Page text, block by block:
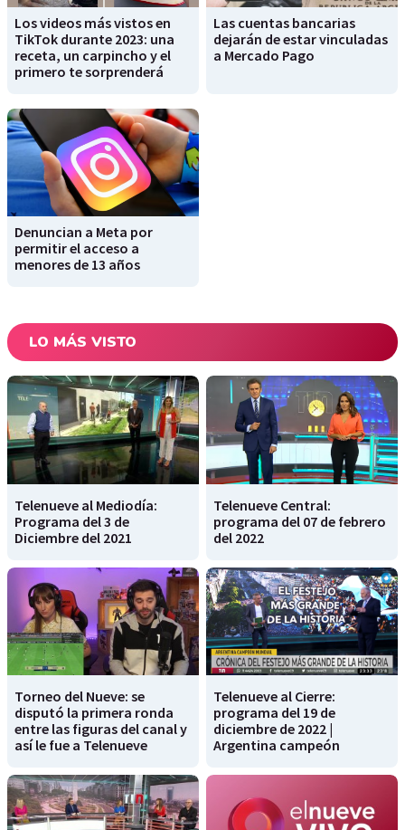
Los videos más vistos en
TikTok durante 2023: una
receta, un carpincho y el
primero te sorprenderá
Las cuentas bancarias
dejarán de estar vinculadas
a Mercado Pago
Denuncian a Meta por
permitir el acceso a
menores de 13 años
LO MÁS VISTO
Telenueve al Mediodía:
Programa del 3 de
Diciembre del 2021
Telenueve Central:
programa del 07 de febrero
del 2022
Torneo del Nueve: se
disputó la primera ronda
entre las figuras del canal y
así le fue a Telenueve
Telenueve al Cierre:
programa del 19 de
diciembre de 2022 |
Argentina campeón